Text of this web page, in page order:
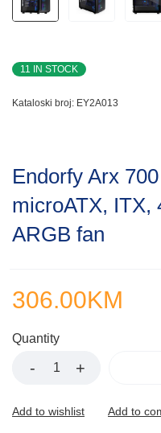
11 IN STOCK
Kataloski broj: EY2A013
Endorfy Arx
microATX, ITX,
ARGB fan
306.00KM
Quantity